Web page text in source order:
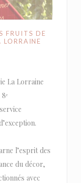
FRUITS DE
La Lorraine
l’esprit des
du décor,
avec